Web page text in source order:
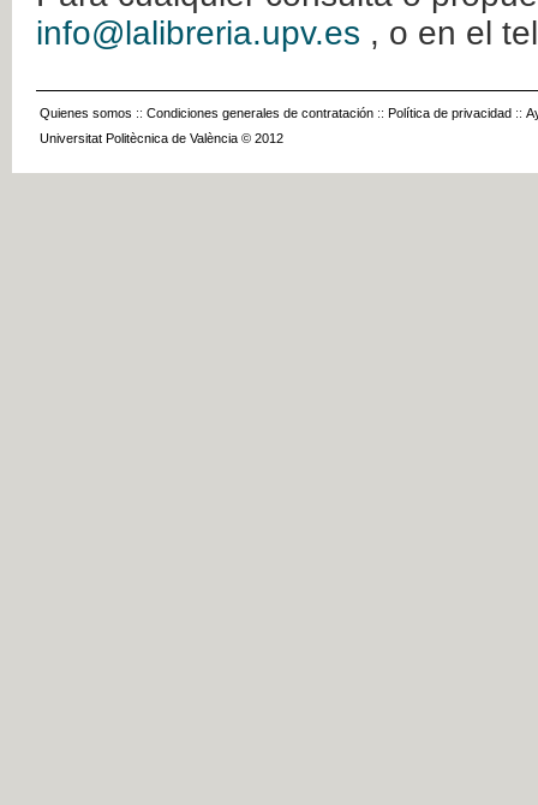
info@lalibreria.upv.es , o en el
Quienes somos :: Condiciones generales de contratación :: Política de privacidad ::
Universitat Politècnica de València © 2012